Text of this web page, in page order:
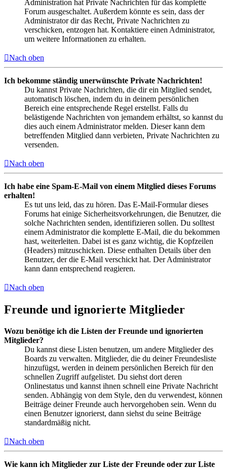
Administration hat Private Nachrichten für das komplette
Forum ausgeschaltet. Außerdem könnte es sein, dass der
Administrator dir das Recht, Private Nachrichten zu
verschicken, entzogen hat. Kontaktiere einen Administrator,
um weitere Informationen zu erhalten.
Nach oben
Ich bekomme ständig unerwünschte Private Nachrichten!
Du kannst Private Nachrichten, die dir ein Mitglied sendet,
automatisch löschen, indem du in deinem persönlichen
Bereich eine entsprechende Regel erstellst. Falls du
belästigende Nachrichten von jemandem erhältst, so kannst du
dies auch einem Administrator melden. Dieser kann dem
betreffenden Mitglied dann verbieten, Private Nachrichten zu
versenden.
Nach oben
Ich habe eine Spam-E-Mail von einem Mitglied dieses Forums
erhalten!
Es tut uns leid, das zu hören. Das E-Mail-Formular dieses
Forums hat einige Sicherheitsvorkehrungen, die Benutzer, die
solche Nachrichten senden, identifizieren sollen. Du solltest
einem Administrator die komplette E-Mail, die du bekommen
hast, weiterleiten. Dabei ist es ganz wichtig, die Kopfzeilen
(Headers) mitzuschicken. Diese enthalten Details über den
Benutzer, der die E-Mail verschickt hat. Der Administrator
kann dann entsprechend reagieren.
Nach oben
Freunde und ignorierte Mitglieder
Wozu benötige ich die Listen der Freunde und ignorierten
Mitglieder?
Du kannst diese Listen benutzen, um andere Mitglieder des
Boards zu verwalten. Mitglieder, die du deiner Freundesliste
hinzufügst, werden in deinem persönlichen Bereich für den
schnellen Zugriff aufgelistet. Du siehst dort deren
Onlinestatus und kannst ihnen schnell eine Private Nachricht
senden. Abhängig von dem Style, den du verwendest, können
Beiträge deiner Freunde auch hervorgehoben sein. Wenn du
einen Benutzer ignorierst, dann siehst du seine Beiträge
standardmäßig nicht.
Nach oben
Wie kann ich Mitglieder zur Liste der Freunde oder zur Liste